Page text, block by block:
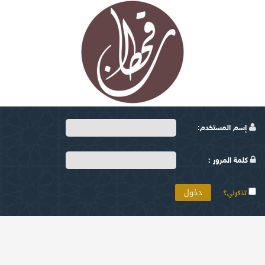
إسم المستخدم:
كلمة المرور :
تذكرني؟